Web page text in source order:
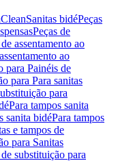
Sanitas bidéPeças
Peças de
assentamento ao
ao
para Painéis de
para Para sanitas
para
Para tampos sanita
sanita bidéPara tampos
e tampos de
para Sanitas
de substituição para